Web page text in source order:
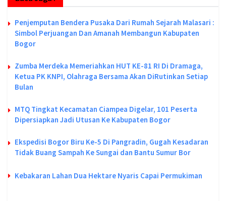
Penjemputan Bendera Pusaka Dari Rumah Sejarah Malasari :
Simbol Perjuangan Dan Amanah Membangun Kabupaten
Bogor
Zumba Merdeka Memeriahkan HUT KE-81 RI Di Dramaga,
Ketua PK KNPI, Olahraga Bersama Akan DiRutinkan Setiap
Bulan
MTQ Tingkat Kecamatan Ciampea Digelar, 101 Peserta
Dipersiapkan Jadi Utusan Ke Kabupaten Bogor
Ekspedisi Bogor Biru Ke-5 Di Pangradin, Gugah Kesadaran
Tidak Buang Sampah Ke Sungai dan Bantu Sumur Bor
Kebakaran Lahan Dua Hektare Nyaris Capai Permukiman